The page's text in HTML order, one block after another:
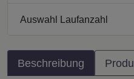
Auswahl Laufanzahl
Beschreibung